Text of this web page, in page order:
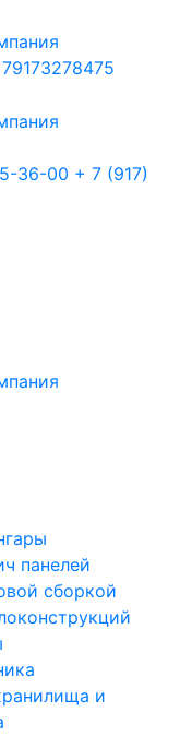
36-00 + 7 (917)
панелей
сборкой
и